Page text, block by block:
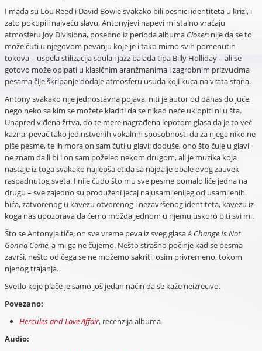
I mada su Lou Reed i David Bowie svakako bili pesnici identiteta u krizi, i
zato pokupili najveću slavu, Antonyjevi napevi mi stalno vraćaju
atmosferu Joy Divisiona, posebno iz perioda albuma Closer: nije da se to
može čuti u njegovom pevanju koje je i tako mimo svih pomenutih
tokova – uspela stilizacija soula i jazz balada tipa Billy Holliday – ali se
gotovo može opipati u klasičnim aranžmanima i zagrobnim prizvucima
pesama čije škripanje dodaje atmosferu usuda koji kuca na vrata stana.
Antony svakako nije jednostavna pojava, niti je autor od danas do juče,
nego neko sa kim se možete kladiti da se nikad neće uklopiti ni u šta.
Unapred viđena žrtva, do te mere nagrađena lepotom glasa da je to već
kazna; pevač tako jedinstvenih vokalnih sposobnosti da za njega niko ne
piše pesme, te ih mora on sam čuti u glavi; doduše, ono što čuje u glavi
ne znam da li bi i on sam poželeo nekom drugom, ali je muzika koja
nastaje iz toga svakako najlepša etida sa najdalje obale ovog zauvek
raspadnutog sveta. I nije čudo što mu sve pesme pomalo liče jedna na
drugu – sve zajedno su produženi jecaj najusamljenijeg od usamljenih
bića, zatvorenog u kavezu otvorenog i nezavršenog identiteta, kavezu iz
koga nas upozorava da ćemo možda jednom u njemu uskoro biti svi mi.
Što se Antonyja tiče, on sve vreme peva iz sveg glasaA Change Is Not
Gonna Come, a mi ga ne čujemo. Nešto strašno počinje kad se pesma
završi, nešto od čega se ne možemo sakriti, osim privremeno, tokom
njenog trajanja.
Svetlo koje plače je samo još jedan način da se kaže neizrecivo.
Povezano:
Hercules and Love Affair, recenzija albuma
Audio: